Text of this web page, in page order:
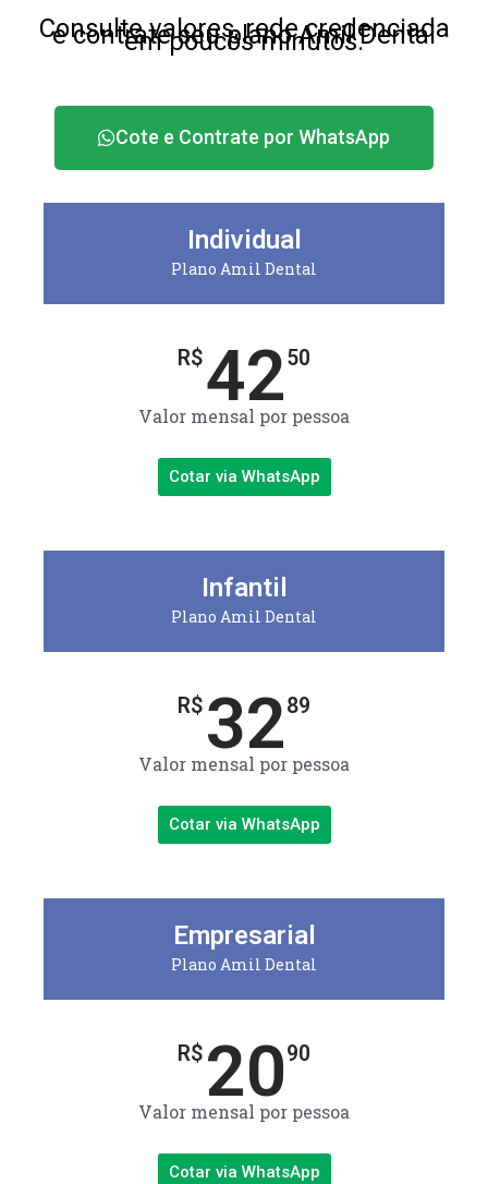
Consulte valores, rede credenciada
e contrate seu plano Amil Dental
em poucos minutos.
Cote e Contrate por WhatsApp
Individual
Plano Amil Dental
R$4250
Valor mensal por pessoa
Cotar via WhatsApp
Infantil
Plano Amil Dental
R$ 3289
Valor mensal por pessoa
Cotar via WhatsApp
Empresarial
Plano Amil Dental
R$ 2090
Valor mensal por pessoa
Cotar via WhatsApp